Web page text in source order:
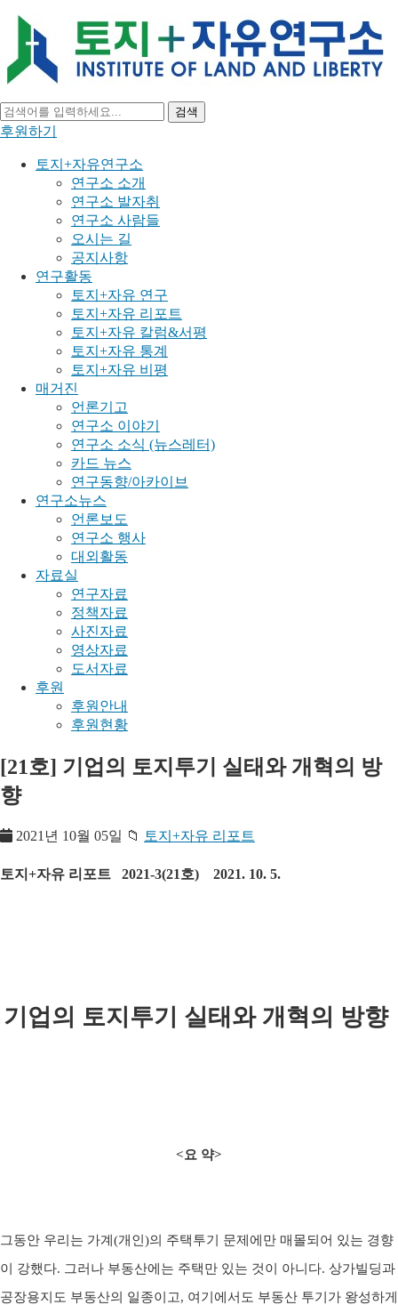
검색
후원하기
토지+자유연구소
연구소 소개
연구소 발자취
연구소 사람들
오시는 길
공지사항
연구활동
토지+자유 연구
토지+자유 리포트
토지+자유 칼럼&서평
토지+자유 통계
토지+자유 비평
매거진
언론기고
연구소 이야기
연구소 소식 (뉴스레터)
카드 뉴스
연구동향/아카이브
연구소뉴스
언론보도
연구소 행사
대외활동
자료실
연구자료
정책자료
사진자료
영상자료
도서자료
후원
후원안내
후원현황
[21호] 기업의 토지투기 실태와 개혁의 방
향
2021년 10월 05일 📁 토지+자유 리포트
토지+자유 리포트 2021-3(21호) 2021. 10. 5.
기업의 토지투기 실태와 개혁의 방향
<요 약>
그동안 우리는 가계 (개인 )의 주택투기 문제에만 매몰되어 있는 경향
이 강했다. 그러나 부동산에는 주택만 있는 것이 아니다. 상가빌딩과
공장용지도 부동산의 일종이고, 여기에서도 부동산 투기가 왕성하게